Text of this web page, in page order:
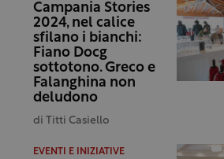
Campania Stories
2024, nel calice
sfilano i bianchi:
Fiano Docg
sottotono. Greco e
Falanghina non
deludono
di Titti Casiello
EVENTI E INIZIATIVE